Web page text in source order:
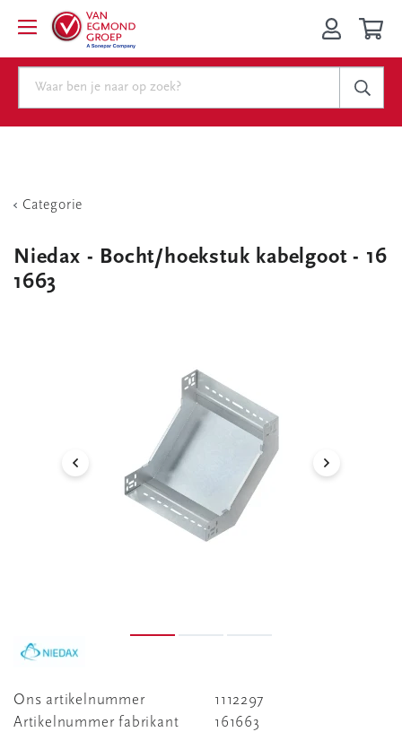
Categorie
Niedax - Bocht/hoekstuk kabelgoot - 16
1663
Ons artikelnummer
1112297
Artikelnummer fabrikant
161663